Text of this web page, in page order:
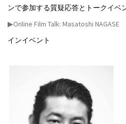
ンで参加する質疑応答とトークイベ
▶Online Film Talk: Masatoshi NAGASE
インイベント